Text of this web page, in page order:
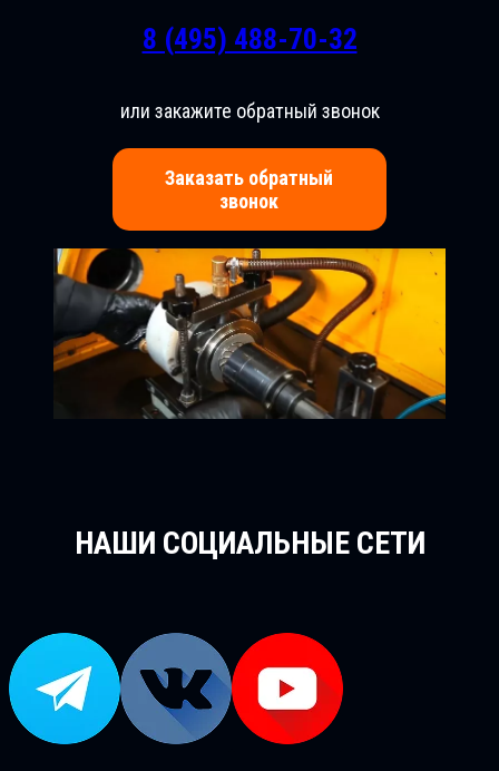
8 (495) 488-70-32
или закажите обратный звонок
Заказать обратный
звонок
НАШИ СОЦИАЛЬНЫЕ СЕТИ